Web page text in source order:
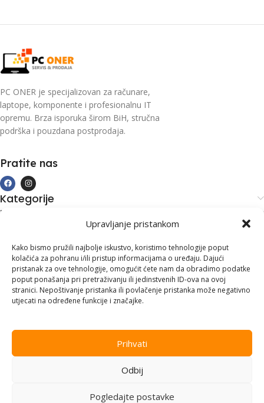
Upravljanje pristankom
Kako bismo pružili najbolje iskustvo, koristimo tehnologije poput
kolačića za pohranu i/ili pristup informacijama o uređaju. Dajući
pristanak za ove tehnologije, omogućit ćete nam da obradimo podatke
poput ponašanja pri pretraživanju ili jedinstvenih ID-ova na ovoj
stranici. Nepoštivanje pristanka ili povlačenje pristanka može negativno
utjecati na određene funkcije i značajke.
Prihvati
Odbij
Pogledajte postavke
PC ONER je specijalizovan za računare,
laptope, komponente i profesionalnu IT
opremu. Brza isporuka širom BiH, stručna
podrška i pouzdana postprodaja.
Pratite nas
Kategorije
Kupovina i podrška
Kontakt informacije
Branilaca Bosne, 75 300 Lukavac
+387 35 555 999
info@pconer.ba
Vision.